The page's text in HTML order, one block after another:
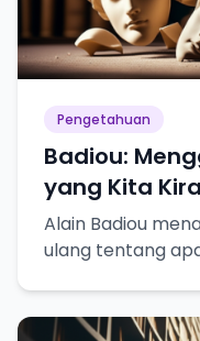
Pengetahuan
Badiou:
yang Kita
Alain Badiou
ulang tentang